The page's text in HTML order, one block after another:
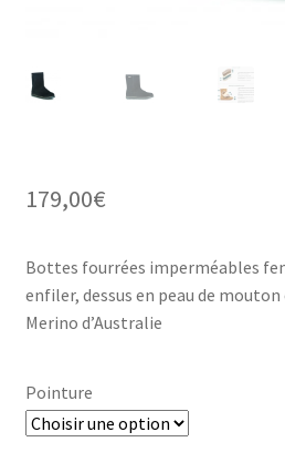
179,00€
Bottes fourrées imperméables
enfiler, dessus en peau de
Merino d’Australie
Pointure